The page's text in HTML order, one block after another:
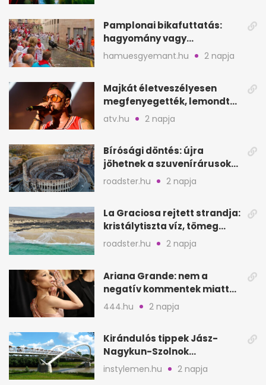
Pamplonai bikafuttatás:
hagyomány vagy
értelmetlen vérontás?
hamuesgyemant.hu 2 napja
Majkát életveszélyesen
megfenyegették, lemondta
a sepsiszentgyörgyi
atv.hu 2 napja
Bírósági döntés: újra
jöhetnek a szuvenírárusok
Európa ikonikus helyére
roadster.hu 2 napja
La Graciosa rejtett strandja:
kristálytiszta víz, tömeg
nélkül
roadster.hu 2 napja
Ariana Grande: nem a
negatív kommentek miatt
vonul vissza
444.hu 2 napja
Kirándulós tippek Jász-
Nagykun-Szolnok
megyében: 6 kihagyhatatlan
hely
instylemen.hu 2 napja